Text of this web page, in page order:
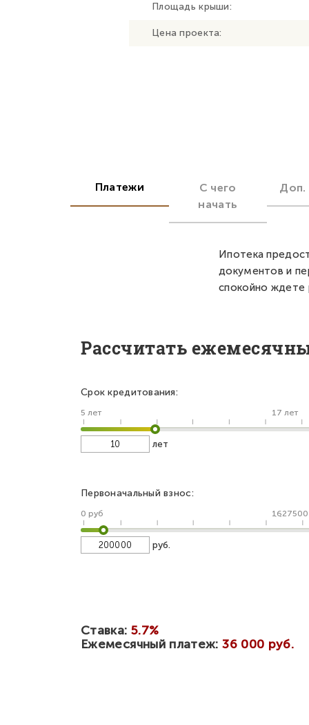
Площадь крыши:
Цена проекта:
Платежи
С чего
начать
Доп.
Ипотека
документов и
спокойно ждете
Рассчитать
Срок кредитования:
5 лет 17 лет
лет
Первоначальный взнос:
0 руб
руб.
Ставка: 5.7%
Ежемесячный платеж:36 000 руб.